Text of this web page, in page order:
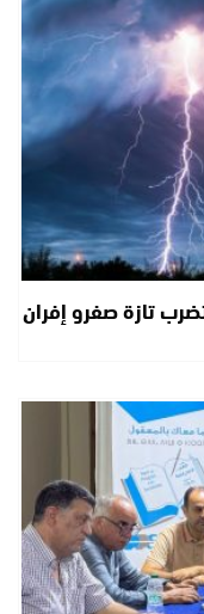
تازة صفرو إفران